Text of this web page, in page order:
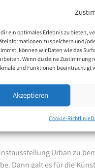
ein optimales Erlebnis zu bieten,
zu speichern und/
können wir Daten wie das
Wenn du deine Zustimmung
und Funktionen beeinträchtigt
Akzeptieren
Cookie-Richtlinie
bemalen
das vierte Jahr in Folge
des Debod-
drei Mund und
Belinda Redondo.
Urban zu
Dann galt es für die